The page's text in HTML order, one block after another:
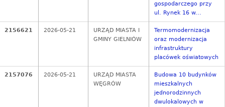
gospodarczego przy
ul. Rynek 16 w...
2156621 2026-05-21
URZĄD MIASTA I
GMINY GIELNIÓW
Termomodernizacja
oraz modernizacja
infrastruktury
placówek oświatowych
2157076 2026-05-21
URZĄD MIASTA
WĘGRÓW
Budowa 10 budynków
mieszkalnych
jednorodzinnych
dwulokalowych w